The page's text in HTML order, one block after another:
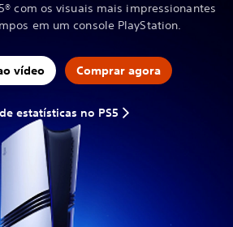
com os visuais mais impressionantes
em um console PlayStation.
vídeo Comprar agora
estatísticas no PS5